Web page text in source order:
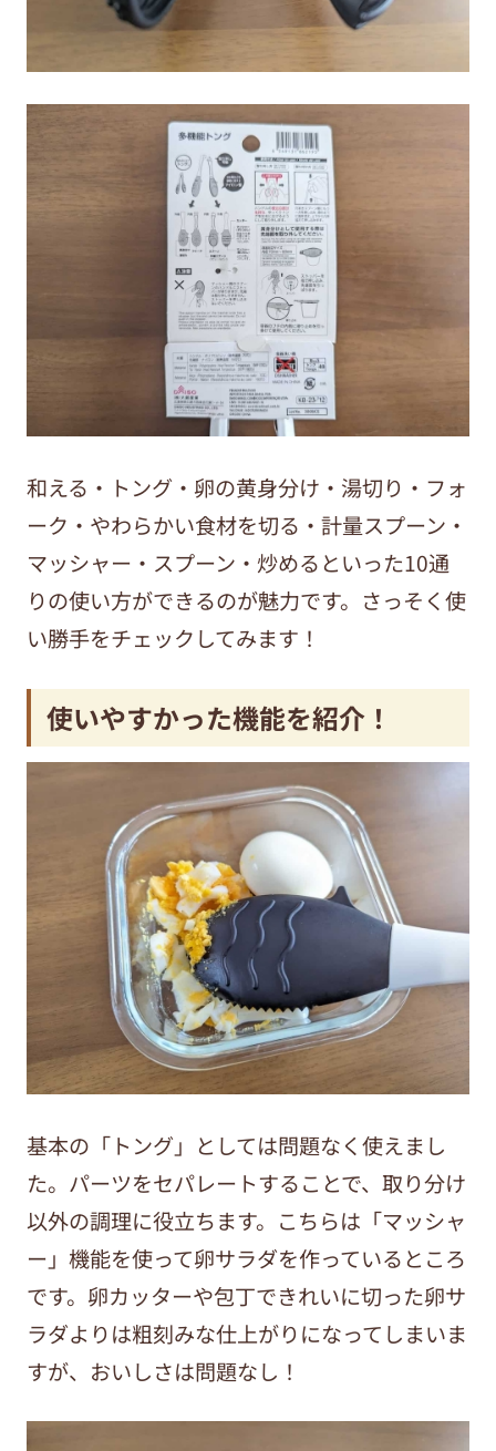
和える・トング・卵の黄身分け・湯切り・フォ
ーク・やわらかい食材を切る・計量スプーン・
マッシャー・スプーン・炒めるといった10通
りの使い方ができるのが魅力です。さっそく使
い勝手をチェックしてみます！
使いやすかった機能を紹介！
基本の「トング」としては問題なく使えまし
た。パーツをセパレートすることで、取り分け
以外の調理に役立ちます。こちらは「マッシャ
ー」機能を使って卵サラダを作っているところ
です。卵カッターや包丁できれいに切った卵サ
ラダよりは粗刻みな仕上がりになってしまいま
すが、おいしさは問題なし！